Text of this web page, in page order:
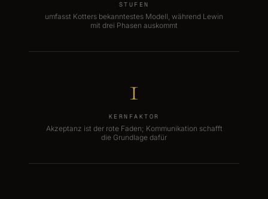
STUFEN
umfasst Kotters bekanntestes Modell, während Lewin
mit drei Phasen auskommt
1
KERNFAKTOR
Akzeptanz ist der rote Faden; Kommunikation schafft
die Grundlage dafür